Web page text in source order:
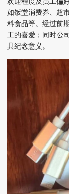
如饭堂消费券、超
料食品等。经过前
工的喜爱； 同时公
具纪念意义 。